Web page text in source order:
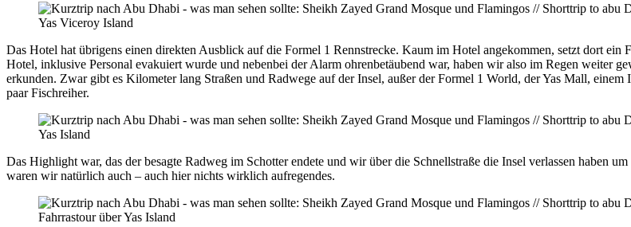
Yas Viceroy Island
Das Hotel hat übrigens einen direkten Ausblick auf die Formel 1 Rennstrecke. Kaum im Hotel angekommen, setzt dort ein
Hotel, inklusive Personal evakuiert wurde und nebenbei der Alarm ohrenbetäubend war, haben wir also im Regen weiter
erkunden. Zwar gibt es Kilometer lang Straßen und Radwege auf der Insel, außer der Formel 1 World, der Yas Mall,
paar Fischreiher.
Yas Island
Das Highlight war, das der besagte Radweg im Schotter endete und wir über die Schnellstraße die Insel verlassen haben
waren wir natürlich auch – auch hier nichts wirklich aufregendes.
Fahrrastour über Yas Island